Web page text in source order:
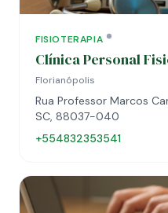
FISIOTERAPIA
Clínica Personal
Florianópolis
Rua Professor Marcos
SC, 88037-040
+554832353541